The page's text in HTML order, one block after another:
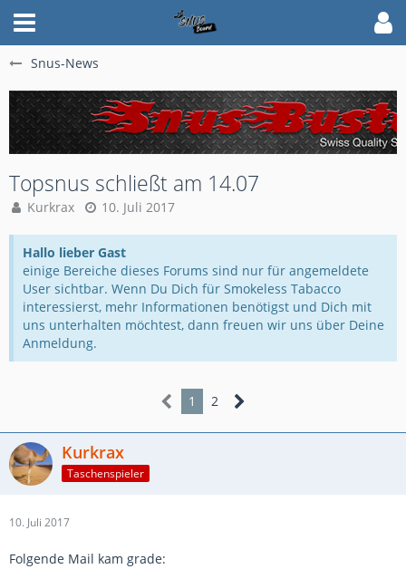
Snus-News
Topsnus schließt am 14.07
Kurkrax 10. Juli 2017
Hallo lieber Gast
einige Bereiche dieses Forums sind nur für angemeldete
User sichtbar. Wenn Du Dich für Smokeless Tabacco
interessierst, mehr Informationen benötigst und Dich mit
uns unterhalten möchtest, dann freuen wir uns über Deine
Anmeldung.
1 2
Kurkrax
Taschenspieler
10. Juli 2017
Folgende Mail kam grade: